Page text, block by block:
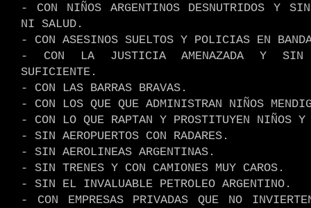
- CON NIÑOS ARGENTINOS DESNUTRIDOS Y SIN
NI SALUD.
- CON ASESINOS SUELTOS Y POLICIAS EN
- CON LA JUSTICIA AMENAZADA Y SIN
SUFICIENTE.
- CON LAS BARRAS BRAVAS.
- CON LOS QUE QUE ADMINISTRAN NIÑOS
- CON LO QUE RAPTAN Y PROSTITUYEN NIÑOS
- SIN AEROPUERTOS CON RADARES.
- SIN AEROLINEAS ARGENTINAS.
- SIN TRENES Y CON CAMIONES MUY CAROS.
- SIN EL INVALUABLE PETROLEO ARGENTINO.
- CON EMPRESAS PRIVADAS QUE NO